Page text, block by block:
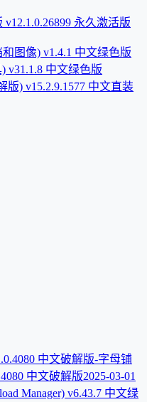
v12.1.0.26899 永久激活版
图像) v1.4.1 中文绿色版
v31.1.8 中文绿色版
版) v15.2.9.1577 中文直装
中文破解版2025-03-01